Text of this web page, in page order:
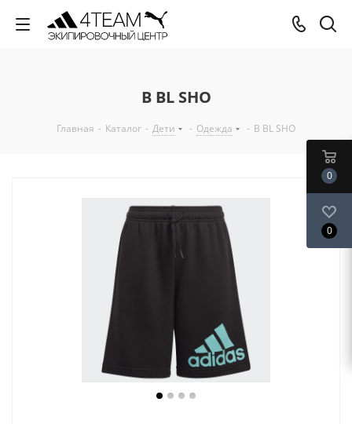
B BL SHO
Главная - Каталог - Дети - Одежда - B BL SHO
0
0